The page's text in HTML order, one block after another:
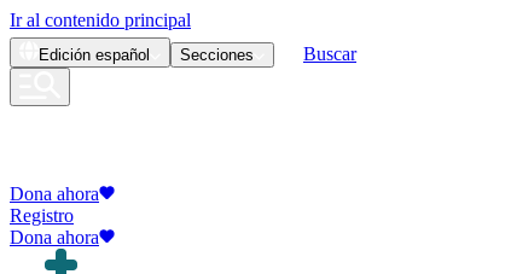
Ir al contenido principal
Edición español Secciones Buscar
Dona ahora
Registro
Dona ahora